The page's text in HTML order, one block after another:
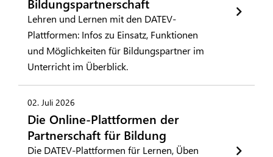
Lehren und Lernen mit den DATEV-
Plattformen: Infos zu Einsatz, Funktionen
und Möglichkeiten für Bildungspartner im
Unterricht im Überblick.
02. Juli 2026
Die Online-Plattformen der
Partnerschaft für Bildung
Die DATEV-Plattformen für Lernen, Üben